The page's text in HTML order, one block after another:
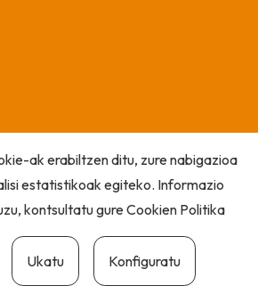
ak erabiltzen ditu, zure nabigazioa
estatistikoak egiteko. Informazio
kontsultatu gureCookien Politika
Ukatu Konfiguratu